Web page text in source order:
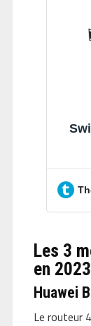
Les 3
en 2023
Huawei
Le routeur